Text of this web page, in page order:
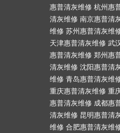
惠普清灰维修 杭州惠
清灰维修 南京惠普清
维修 苏州惠普清灰维
天津惠普清灰维修 武
惠普清灰维修 郑州惠
清灰维修 沈阳惠普清
维修 青岛惠普清灰维
重庆惠普清灰维修 重
惠普清灰维修 成都惠
清灰维修 昆明惠普清
维修 合肥惠普清灰维